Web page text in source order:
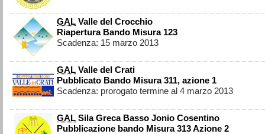
GAL Valle del Crocchio
Riapertura Bando Misura 123
Scadenza: 15 marzo 2013
GAL Valle del Crati
Pubblicato Bando Misura 311, azione 1
Scadenza: prorogato termine al 4 marzo 2013
GAL Sila Greca Basso Jonio Cosentino
Pubblicazione bando Misura 313 Azione 2